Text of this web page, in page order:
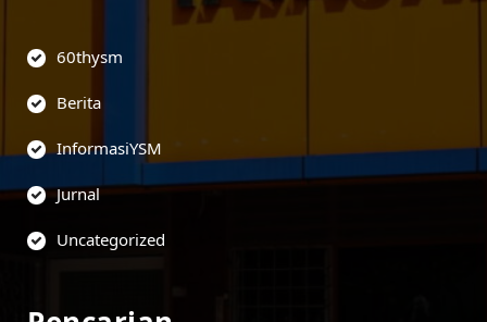
60thysm
Berita
InformasiYSM
Jurnal
Uncategorized